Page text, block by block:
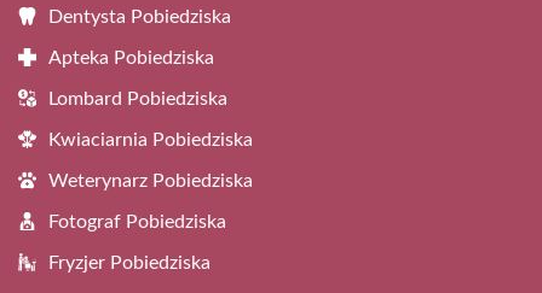
Dentysta Pobiedziska
Apteka Pobiedziska
Lombard Pobiedziska
Kwiaciarnia Pobiedziska
Weterynarz Pobiedziska
Fotograf Pobiedziska
Fryzjer Pobiedziska